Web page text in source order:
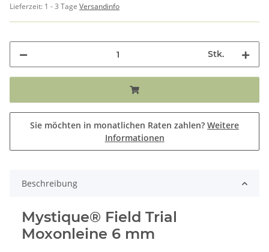
Lieferzeit: 1 - 3 Tage Versandinfo
Stk.
Sie möchten in monatlichen Raten zahlen? Weitere
Informationen
Beschreibung
Mystique® Field Trial
Moxonleine 6 mm